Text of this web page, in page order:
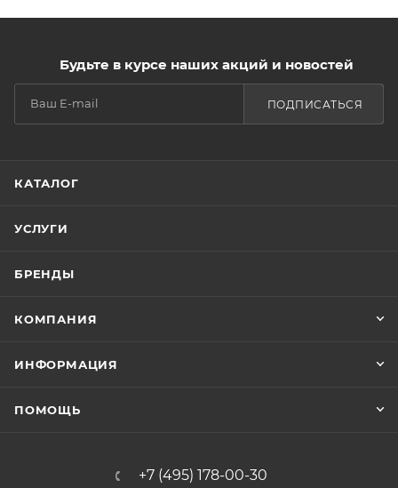
Будьте в курсе наших акций и новостей
ПОДПИСАТЬСЯ
КАТАЛОГ
УСЛУГИ
БРЕНДЫ
КОМПАНИЯ
ИНФОРМАЦИЯ
ПОМОЩЬ
+7 (495) 178-00-30